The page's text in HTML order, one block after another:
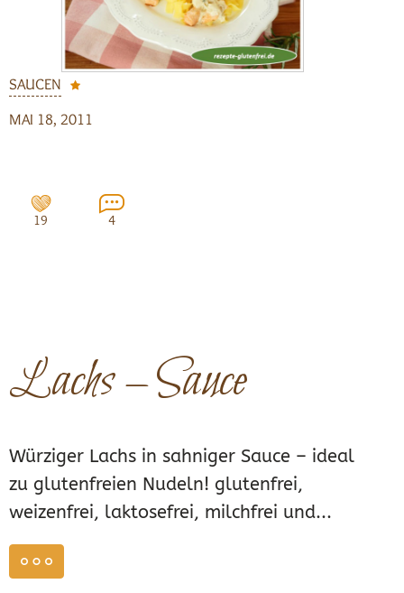
SAUCEN
MAI 18, 2011
19 4
Lachs – Sauce
Würziger Lachs in sahniger Sauce – ideal
zu glutenfreien Nudeln! glutenfrei,
weizenfrei, laktosefrei, milchfrei und...